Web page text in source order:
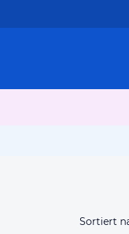
Sortiert